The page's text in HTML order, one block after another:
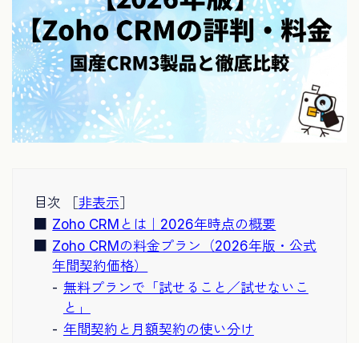
目次 ［非表示］
Zoho CRMとは｜2026年時点の概要
Zoho CRMの料金プラン（2026年版・公式
年間契約価格）
無料プランで「試せること／試せないこ
と」
年間契約と月額契約の使い分け